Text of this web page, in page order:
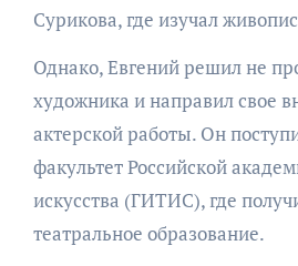
Сурикова, где изучал
Однако, Евгений решил не
художника и направил свое
актерской работы. Он
факультет Российской
искусства (ГИТИС), где
театральное образование.